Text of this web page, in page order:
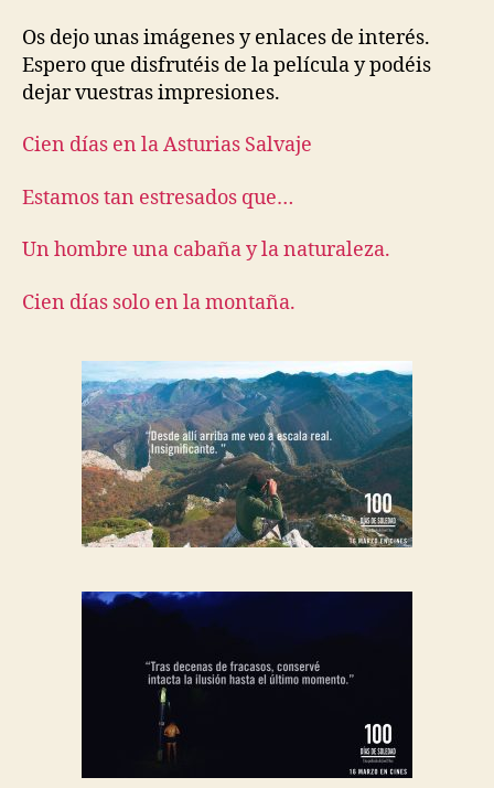
Os dejo unas imágenes y enlaces de interés.
Espero que disfrutéis de la película y podéis
dejar vuestras impresiones.
Cien días en la Asturias Salvaje
Estamos tan estresados que…
Un hombre una cabaña y la naturaleza.
Cien días solo en la montaña.